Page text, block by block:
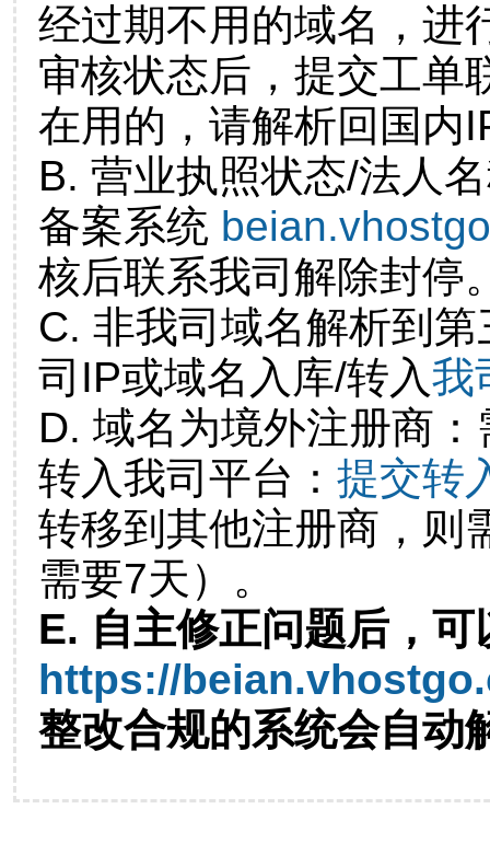
经过期不用的域名，进
审核状态后，提交工单
在用的，请解析回国内
B. 营业执照状态/法人
备案系统
核后联系我司解除封停
C. 非我司域名解析到
司IP或域名入库/转入我
D. 域名为境外注册商
转入我司平台： 提交转
转移到其他注册商，则
需要7天）。
E. 自主修正问题后，可
https://
整改合规的系统会自动